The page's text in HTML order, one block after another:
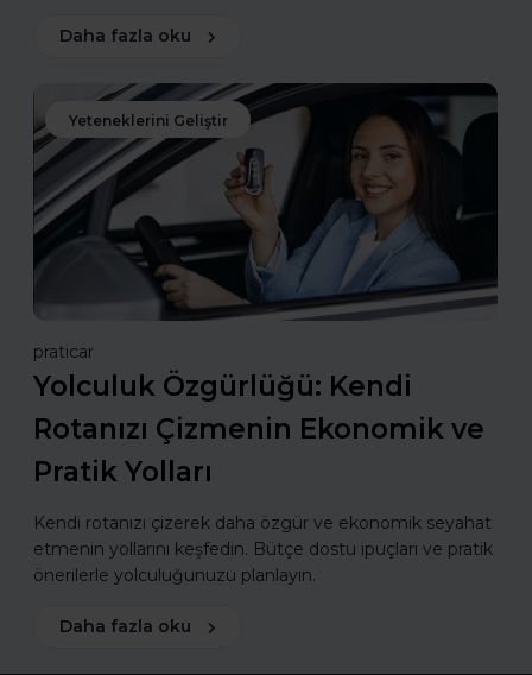
Daha fazla oku
Yeteneklerini Geliştir
praticar
Yolculuk Özgürlüğü: Kendi
Rotanızı Çizmenin Ekonomik ve
Pratik Yolları
Kendi rotanızı çizerek daha özgür ve ekonomik seyahat
etmenin yollarını keşfedin. Bütçe dostu ipuçları ve pratik
önerilerle yolculuğunuzu planlayın.
Daha fazla oku